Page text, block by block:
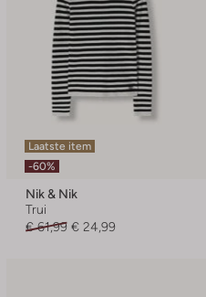
Laatste item
-60%
Nik & Nik
Trui
€ 61,99 € 24,99